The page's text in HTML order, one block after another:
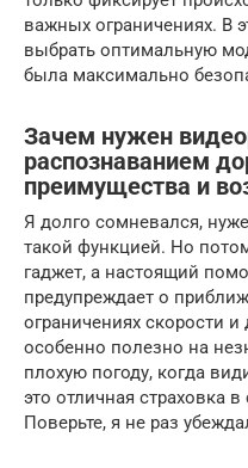
важных ограничениях. В
выбрать оптимальную
была максимально
Зачем нужен
распознаванием
преимущества и
Я долго сомневался,
такой функцией. Но
гаджет, а настоящий
предупреждает о
ограничениях скорости
особенно полезно на
плохую погоду, когда
это отличная страховка
Поверьте, я не раз